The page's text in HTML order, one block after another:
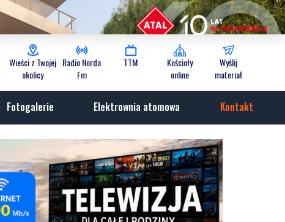
Wieści z Twojej
okolicy
Radio Norda
Fm
TTM
Kościoły
online
Wyślij
materiał
Fotogalerie Elektrownia atomowa Kontakt